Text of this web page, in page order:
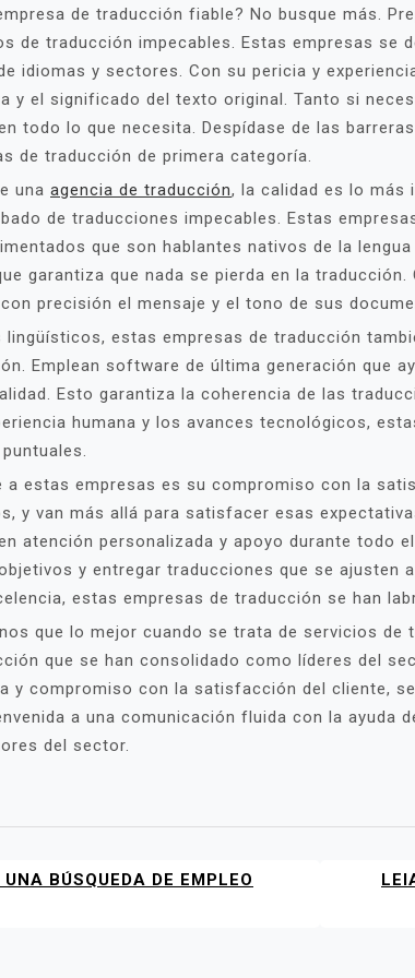
de traducción fiable? No busque más.
de traducción impecables. Estas empresas se
idiomas y sectores. Con su pericia y
y el significado del texto original. Tanto si
todo lo que necesita. Despídase de las
de traducción de primera categoría.
una agencia de traducción, la calidad es lo más
de traducciones impecables. Estas
que son hablantes nativos de la
garantiza que nada se pierda en la
precisión el mensaje y el tono de sus
estas empresas de traducción
Emplean software de última generación que
Esto garantiza la coherencia de las
humana y los avances tecnológicos,
estas empresas es su compromiso con la
y van más allá para satisfacer esas
atención personalizada y apoyo durante todo
y entregar traducciones que se ajusten
estas empresas de traducción se han
que lo mejor cuando se trata de servicios de
que se han consolidado como líderes del
y compromiso con la satisfacción del cliente,
a una comunicación fluida con la ayuda
del sector.
BÚSQUEDA DE EMPLEO